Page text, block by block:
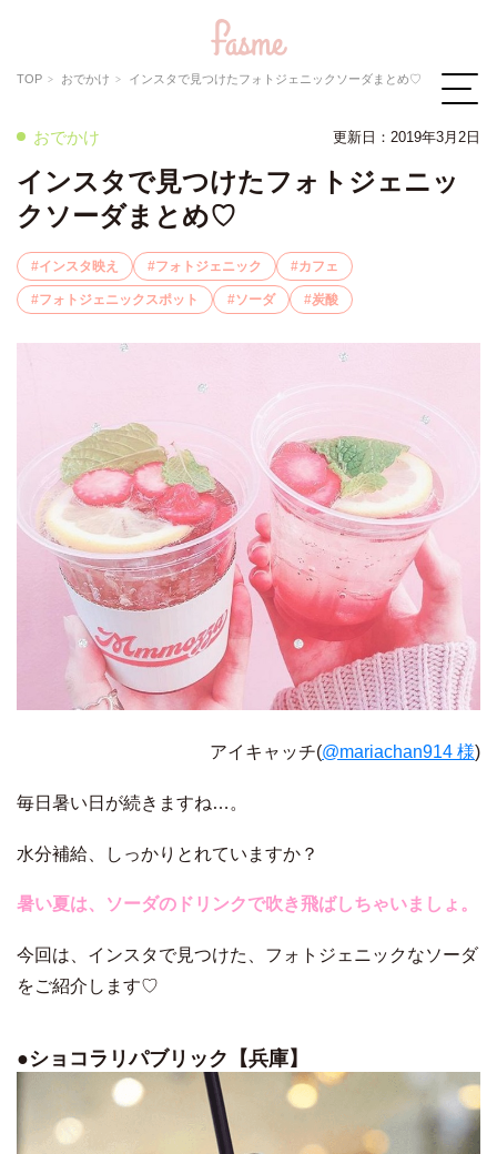
TOP おでかけ インスタで見つけたフォトジェニックソーダまとめ♡
おでかけ 更新日：2019年3月2日
インスタで見つけたフォトジェニッ
クソーダまとめ♡
インスタ映え フォトジェニック カフェ
フォトジェニックスポット ソーダ 炭酸
アイキャッチ(@mariachan914 様)
毎日暑い日が続きますね…。
水分補給、しっかりとれていますか？
暑い夏は、ソーダのドリンクで吹き飛ばしちゃいましょ。
今回は、インスタで見つけた、フォトジェニックなソーダ
をご紹介します♡
●ショコラリパブリック【兵庫】